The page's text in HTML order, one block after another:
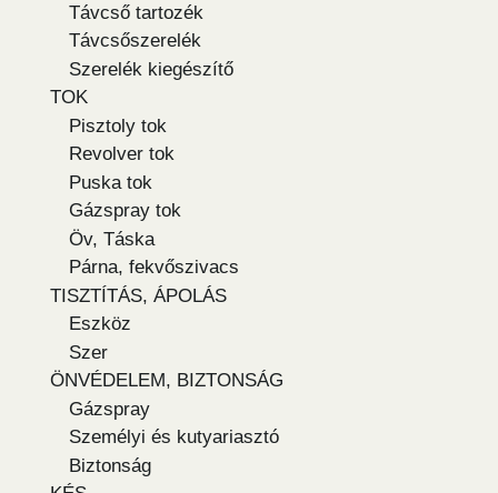
Távcső tartozék
Távcsőszerelék
Szerelék kiegészítő
TOK
Pisztoly tok
Revolver tok
Puska tok
Gázspray tok
Öv, Táska
Párna, fekvőszivacs
TISZTÍTÁS, ÁPOLÁS
Eszköz
Szer
ÖNVÉDELEM, BIZTONSÁG
Gázspray
Személyi és kutyariasztó
Biztonság